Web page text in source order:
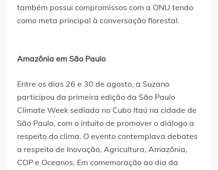
também possui compromissos com a ONU tendo
como meta principal à conversação florestal.
Amazônia em São Paulo
Entre os dias 26 e 30 de agosto, a Suzano
participou da primeira edição da São Paulo
Climate Week sediada no Cubo Itaú na cidade de
São Paulo, com o intuito de promover o diálogo a
respeito do clima. O evento contemplava debates
a respeito de Inovação, Agricultura, Amazônia,
COP e Oceanos. Em comemoração ao dia da